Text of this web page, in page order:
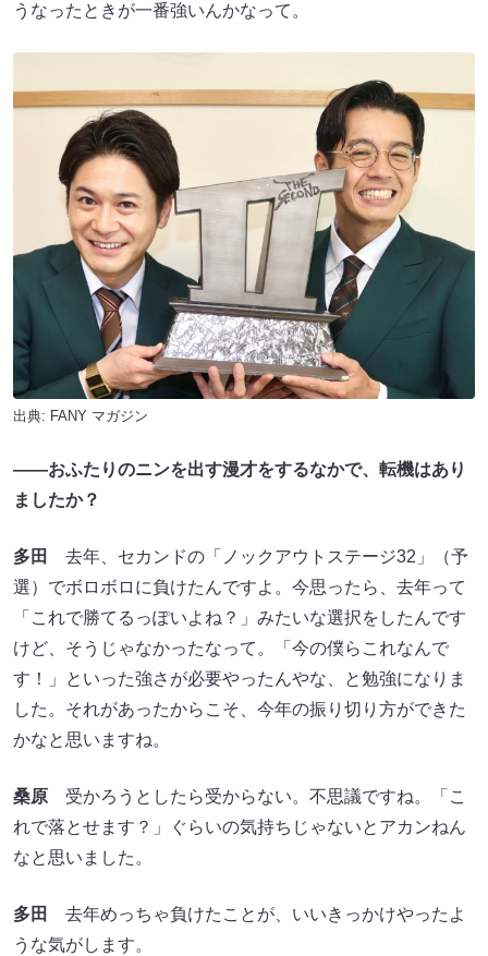
うなったときが一番強いんかなって。
出典: FANY マガジン
――おふたりのニンを出す漫才をするなかで、転機はあり
ましたか？
多田
去年、セカンドの「ノックアウトステージ32」（予
選）でボロボロに負けたんですよ。今思ったら、去年って
「これで勝てるっぽいよね？」みたいな選択をしたんです
けど、そうじゃなかったなって。「今の僕らこれなんで
す！」といった強さが必要やったんやな、と勉強になりま
した。それがあったからこそ、今年の振り切り方ができた
かなと思いますね。
桑原 受かろうとしたら受からない。不思議ですね。「こ
れで落とせます？」ぐらいの気持ちじゃないとアカンねん
なと思いました。
多田
去年めっちゃ負けたことが、いいきっかけやったよ
うな気がします。